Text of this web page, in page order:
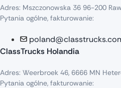
Adres: Mszczonowska 36 96-200
Pytania ogólne, fakturowanie:
ClassTrucks Holandia
Adres: Weerbroek 46, 6666 MN
Pytania ogólne, fakturowanie: